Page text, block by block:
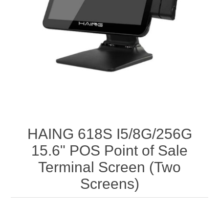
HAING 618S I5/8G/256G
15.6" POS Point of Sale
Terminal Screen (Two
Screens)